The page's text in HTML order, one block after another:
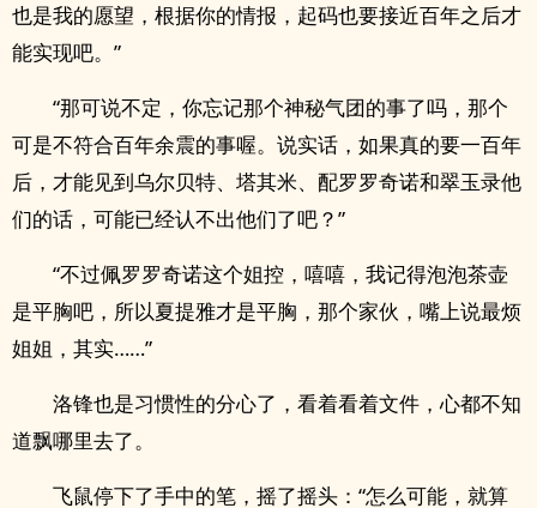
也是我的愿望，根据你的情报，起码也要接近百年之后才
能实现吧。”
“那可说不定，你忘记那个神秘气团的事了吗，那个
可是不符合百年余震的事喔。说实话，如果真的要一百年
后，才能见到乌尔贝特、塔其米、配罗罗奇诺和翠玉录他
们的话，可能已经认不出他们了吧？”
“不过佩罗罗奇诺这个姐控，嘻嘻，我记得泡泡茶壶
是平胸吧，所以夏提雅才是平胸，那个家伙，嘴上说最烦
姐姐，其实……”
洛锋也是习惯性的分心了，看着看着文件，心都不知
道飘哪里去了。
飞鼠停下了手中的笔，摇了摇头：“怎么可能，就算